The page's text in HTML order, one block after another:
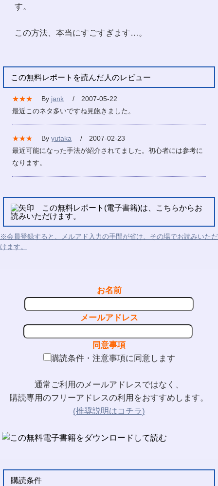
す。
この方法、本当にすごすぎます…。
この無料レポートを読んだ人のレビュー
★★★ By jank
/ 2007-05-22
最近このネタ多いですね見飽きました。
★★★ By yutaka
/ 2007-02-23
最近可能になった手法が紹介されてました。初心者には参考に
なります。
この無料レポート(電子書籍)は、こちらからお
読みいただけます。
※会員登録すると、メルアド入力の手間が省け、その場でお読みいただ
けます。
お名前
メールアドレス
同意事項
購読条件・注意事項に同意します
通常ご利用のメールアドレスではなく、
購読専用のフリーアドレスの利用をおすすめします。
(推奨説明はコチラ)
購読条件